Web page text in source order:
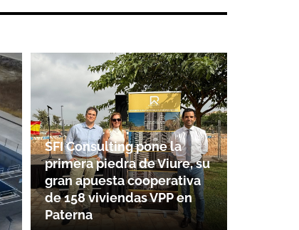
SFI Consulting pone la
primera piedra de Viure, su
gran apuesta cooperativa
de 158 viviendas VPP en
Paterna